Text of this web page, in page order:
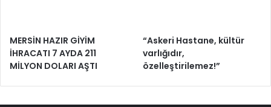
MERSİN HAZIR GİYİM
İHRACATI 7 AYDA 211
MİLYON DOLARI AŞTI
“Askeri Hastane, kültür
varlığıdır,
özelleştirilemez!”